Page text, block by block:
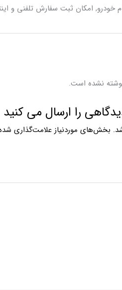
خودرو, امکان ثبت سفارش تلفنی و
نشده است.
را ارسال می کنید برای
بخش‌های موردنیاز علامت‌گذاری